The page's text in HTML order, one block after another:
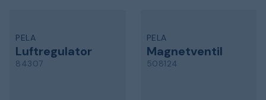
PELA
Luftregulator
84307
PELA
Magnetventil
508124